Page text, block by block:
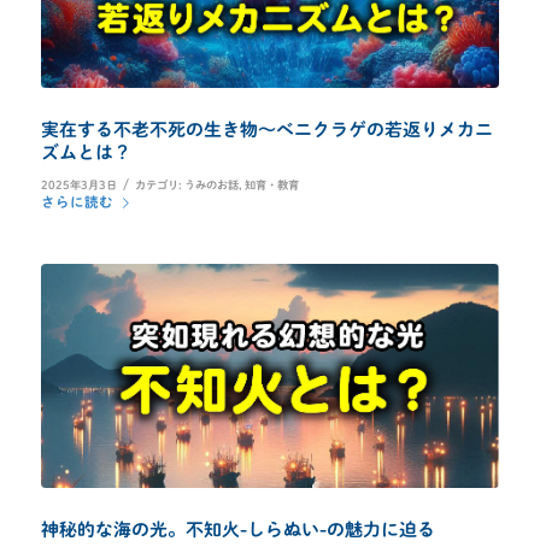
実在する不老不死の生き物～ベニクラゲの若返りメカニ
ズムとは？
2025年3月3日 / カテゴリ: うみのお話, 知育・教育
さらに読む
神秘的な海の光。不知火-しらぬい-の魅力に迫る